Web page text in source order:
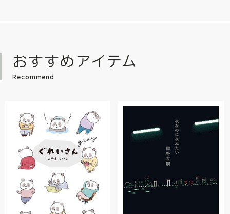
おすすめアイテム
Recommend